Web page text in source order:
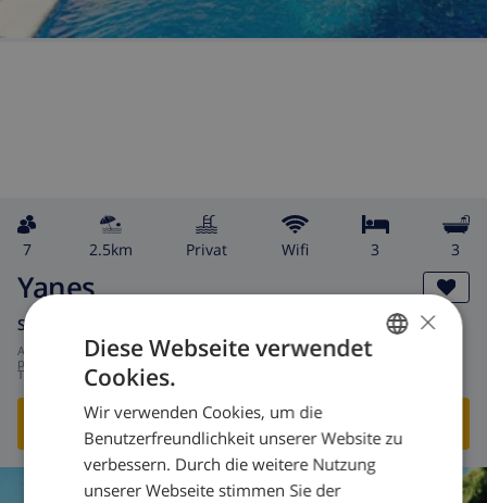
7 2.5km Privat wifi 3 3
Yanes
Spanien
pro
Tag 251,85 $
DIESE VILLA ANSEHENDUTCH
SPANISH
×
Diese Webseite verwendet
Cookies.
Wir verwenden Cookies, um die
Benutzerfreundlichkeit unserer Website zu
verbessern. Durch die weitere Nutzung
unserer Webseite stimmen Sie der